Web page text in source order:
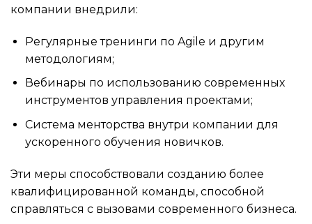
компании внедрили:
Регулярные тренинги по Agile и другим
методологиям;
Вебинары по использованию современных
инструментов управления проектами;
Система менторства внутри компании для
ускоренного обучения новичков.
Эти меры способствовали созданию более
квалифицированной команды, способной
справляться с вызовами современного бизнеса.